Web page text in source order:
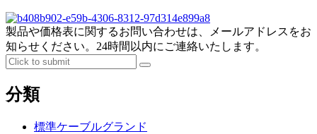
製品や価格表に関するお問い合わせは、メールアドレスをお
知らせください。24時間以内にご連絡いたします。
分類
標準ケーブルグランド